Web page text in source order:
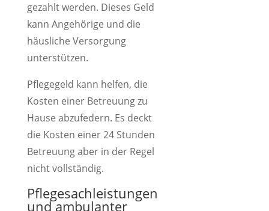
gezahlt werden. Dieses Geld
kann Angehörige und die
häusliche Versorgung
unterstützen.
Pflegegeld kann helfen, die
Kosten einer Betreuung zu
Hause abzufedern. Es deckt
die Kosten einer 24 Stunden
Betreuung aber in der Regel
nicht vollständig.
Pflegesachleistungen
und ambulanter